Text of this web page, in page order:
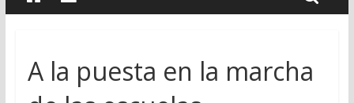
A la puesta en la marcha